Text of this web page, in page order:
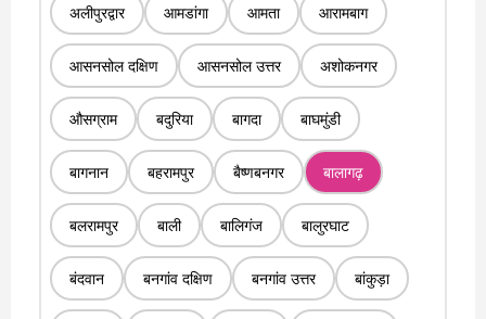
अलीपुरद्वार आमडांगा आमता आरामबाग
आसनसोल दक्षिण आसनसोल उत्तर अशोकनगर
औसग्राम बदुरिया बागदा बाघमुंडी
बागनान बहरामपुर बैष्णबनगर बालागढ़
बलरामपुर बाली बालिगंज बालुरघाट
बंदवान बनगांव दक्षिण बनगांव उत्तर बांकुड़ा